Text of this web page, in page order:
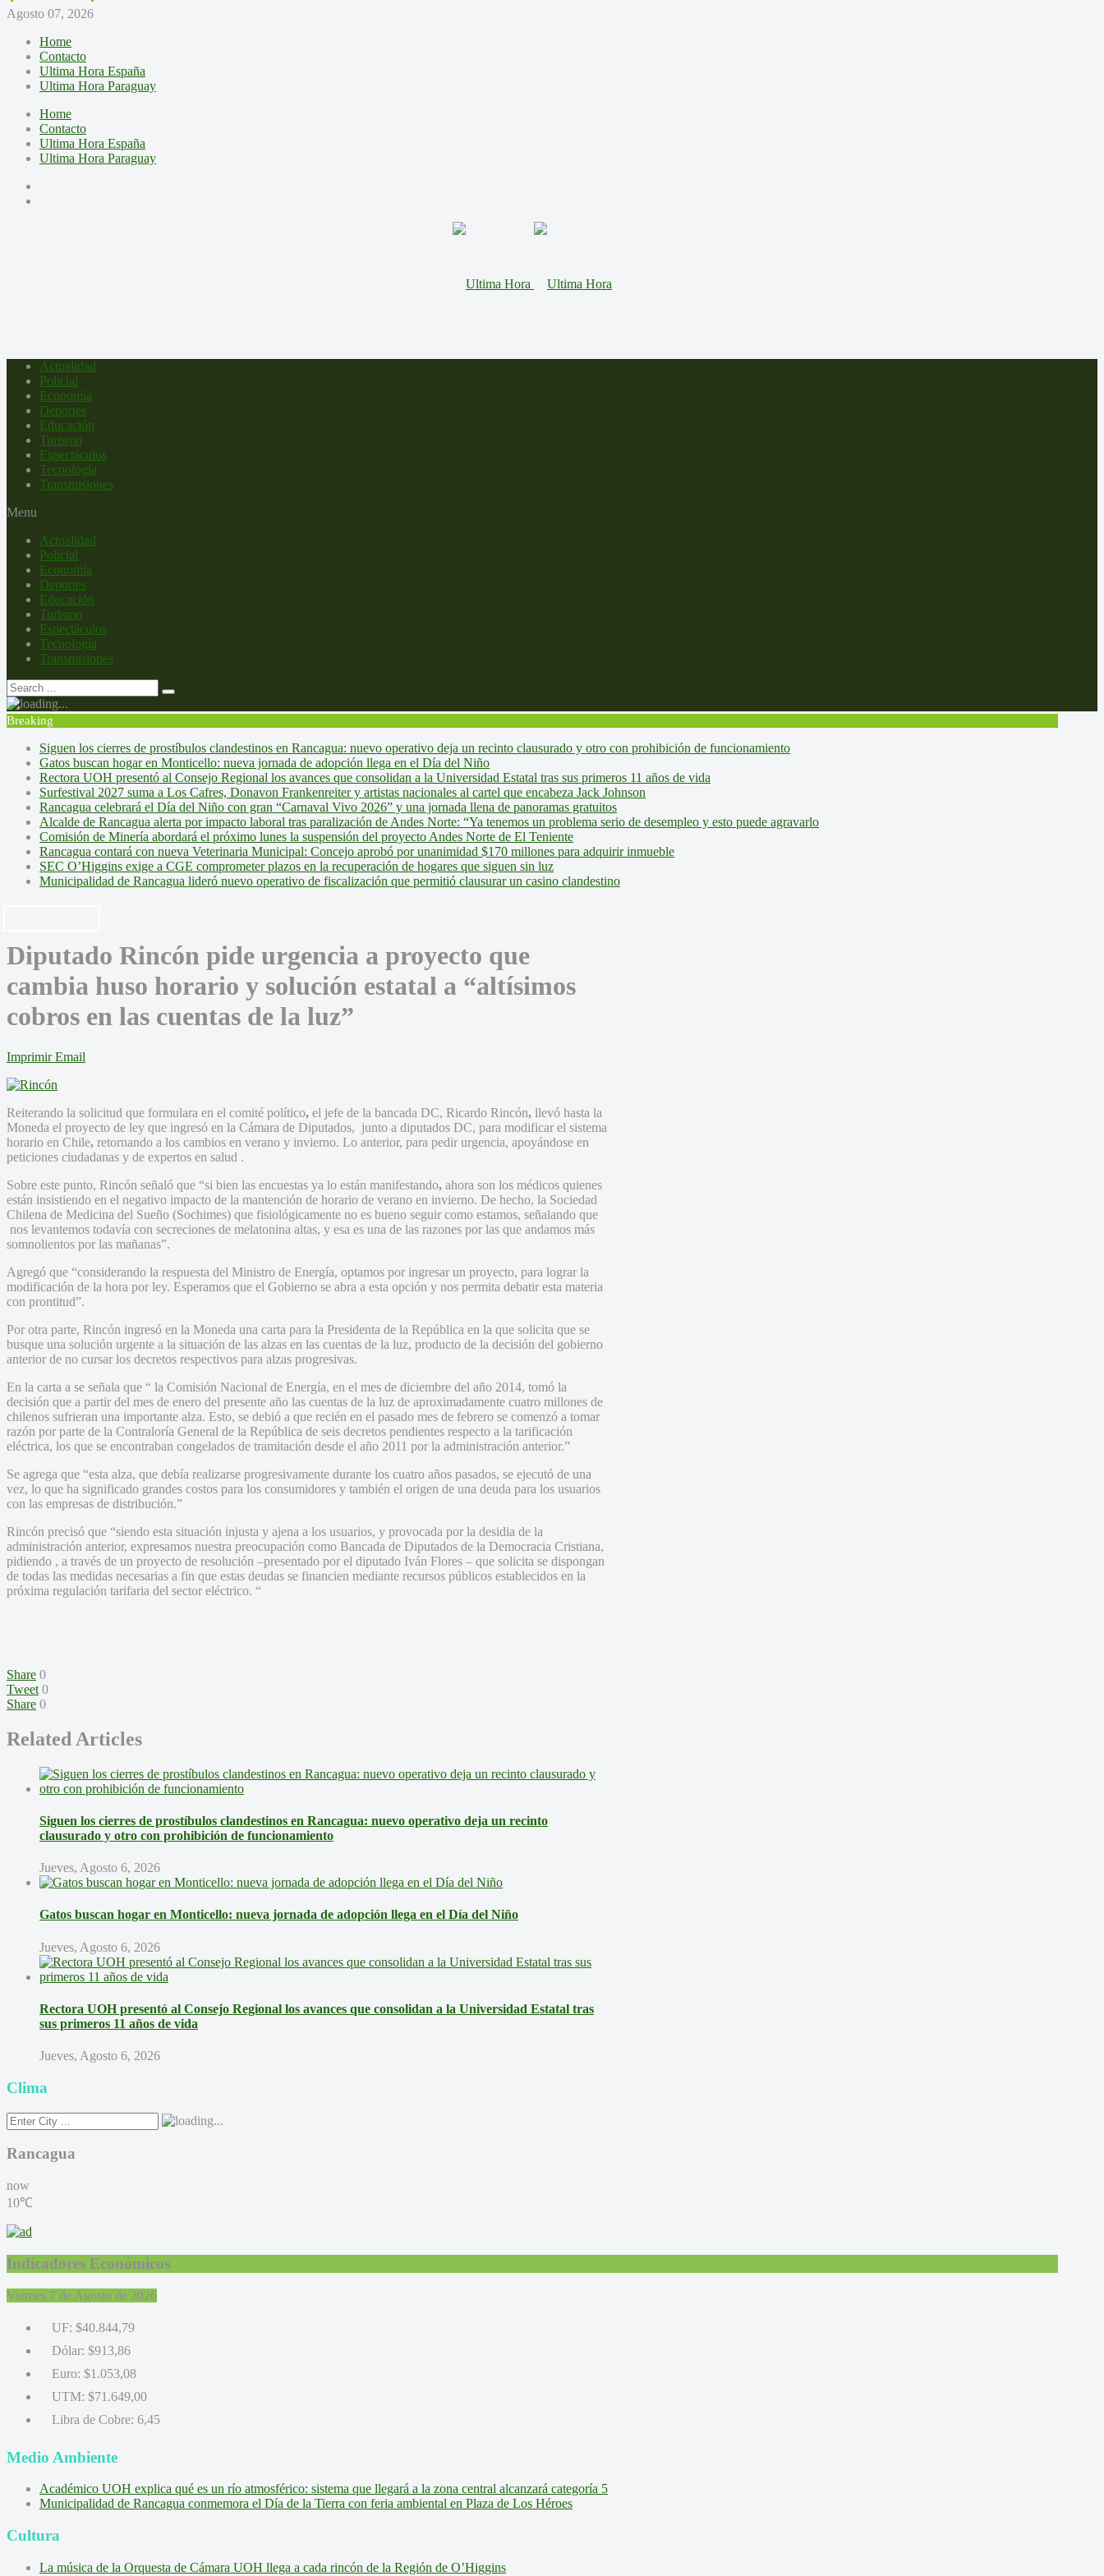
Agosto 07, 2026
Home
Contacto
Ultima Hora España
Ultima Hora Paraguay
Home
Contacto
Ultima Hora España
Ultima Hora Paraguay
Actualidad
Policial
Economía
Deportes
Educación
Turismo
Espectáculos
Tecnología
Transmisiones
Menu
Actualidad
Policial
Economía
Deportes
Educación
Turismo
Espectáculos
Tecnología
Transmisiones
Breaking
Siguen los cierres de prostíbulos clandestinos en Rancagua: nuevo operativo deja un recinto clausurado y otro con prohibición de funcionamiento
Gatos buscan hogar en Monticello: nueva jornada de adopción llega en el Día del Niño
Rectora UOH presentó al Consejo Regional los avances que consolidan a la Universidad Estatal tras sus primeros 11 años de vida
Surfestival 2027 suma a Los Cafres, Donavon Frankenreiter y artistas nacionales al cartel que encabeza Jack Johnson
Rancagua celebrará el Día del Niño con gran “Carnaval Vivo 2026” y una jornada llena de panoramas gratuitos
Alcalde de Rancagua alerta por impacto laboral tras paralización de Andes Norte: “Ya tenemos un problema serio de desempleo y esto puede agravarlo
Comisión de Minería abordará el próximo lunes la suspensión del proyecto Andes Norte de El Teniente
Rancagua contará con nueva Veterinaria Municipal: Concejo aprobó por unanimidad $170 millones para adquirir inmueble
SEC O’Higgins exige a CGE comprometer plazos en la recuperación de hogares que siguen sin luz
Municipalidad de Rancagua lideró nuevo operativo de fiscalización que permitió clausurar un casino clandestino
Diputado Rincón pide urgencia a proyecto que
cambia huso horario y solución estatal a “altísimos
cobros en las cuentas de la luz”
Imprimir Email
Reiterando la solicitud que formulara en el comité político, el jefe de la bancada DC, Ricardo Rincón, llevó hasta la
Moneda el proyecto de ley que ingresó en la Cámara de Diputados, junto a diputados DC, para modificar el sistema
horario en Chile, retornando a los cambios en verano y invierno. Lo anterior, para pedir urgencia, apoyándose en
peticiones ciudadanas y de expertos en salud .
Sobre este punto, Rincón señaló que “si bien las encuestas ya lo están manifestando, ahora son los médicos quienes
están insistiendo en el negativo impacto de la mantención de horario de verano en invierno. De hecho, la Sociedad
Chilena de Medicina del Sueño (Sochimes) que fisiológicamente no es bueno seguir como estamos, señalando que
nos levantemos todavía con secreciones de melatonina altas, y esa es una de las razones por las que andamos más
somnolientos por las mañanas”.
Agregó que “considerando la respuesta del Ministro de Energía, optamos por ingresar un proyecto, para lograr la
modificación de la hora por ley. Esperamos que el Gobierno se abra a esta opción y nos permita debatir esta materia
con prontitud”.
Por otra parte, Rincón ingresó en la Moneda una carta para la Presidenta de la República en la que solicita que se
busque una solución urgente a la situación de las alzas en las cuentas de la luz, producto de la decisión del gobierno
anterior de no cursar los decretos respectivos para alzas progresivas.
En la carta a se señala que “ la Comisión Nacional de Energía, en el mes de diciembre del año 2014, tomó la
decisión que a partir del mes de enero del presente año las cuentas de la luz de aproximadamente cuatro millones de
chilenos sufrieran una importante alza. Esto, se debió a que recién en el pasado mes de febrero se comenzó a tomar
razón por parte de la Contraloría General de la República de seis decretos pendientes respecto a la tarificación
eléctrica, los que se encontraban congelados de tramitación desde el año 2011 por la administración anterior.”
Se agrega que “esta alza, que debía realizarse progresivamente durante los cuatro años pasados, se ejecutó de una
vez, lo que ha significado grandes costos para los consumidores y también el origen de una deuda para los usuarios
con las empresas de distribución.”
Rincón precisó que “siendo esta situación injusta y ajena a los usuarios, y provocada por la desidia de la
administración anterior, expresamos nuestra preocupación como Bancada de Diputados de la Democracia Cristiana,
pidiendo , a través de un proyecto de resolución –presentado por el diputado Iván Flores – que solicita se dispongan
de todas las medidas necesarias a fin que estas deudas se financien mediante recursos públicos establecidos en la
próxima regulación tarifaria del sector eléctrico. “
Share 0
Tweet 0
Share 0
Related Articles
Siguen los cierres de prostíbulos clandestinos en Rancagua: nuevo operativo deja un recinto
clausurado y otro con prohibición de funcionamiento
Jueves, Agosto 6, 2026
Gatos buscan hogar en Monticello: nueva jornada de adopción llega en el Día del Niño
Jueves, Agosto 6, 2026
Rectora UOH presentó al Consejo Regional los avances que consolidan a la Universidad Estatal tras
sus primeros 11 años de vida
Jueves, Agosto 6, 2026
Clima
Rancagua
now
10℃
Indicadores Económicos
Viernes 7 de Agosto de 2026
UF: $40.844,79
Dólar: $913,86
Euro: $1.053,08
UTM: $71.649,00
Libra de Cobre: 6,45
Medio Ambiente
Académico UOH explica qué es un río atmosférico: sistema que llegará a la zona central alcanzará categoría 5
Municipalidad de Rancagua conmemora el Día de la Tierra con feria ambiental en Plaza de Los Héroes
Cultura
La música de la Orquesta de Cámara UOH llega a cada rincón de la Región de O’Higgins